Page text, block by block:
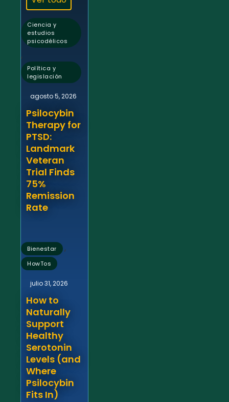
Ciencia y
estudios
psicodélicos
,
Política y
legislación
agosto 5, 2026
Psilocybin
Therapy for
PTSD:
Landmark
Veteran
Trial Finds
75%
Remission
Rate
Bienestar ,
HowTos
julio 31, 2026
How to
Naturally
Support
Healthy
Serotonin
Levels (and
Where
Psilocybin
Fits In)